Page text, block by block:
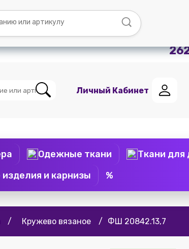
ВКонтакте
Мы в
Telegram
Личный Кабинет
Одежные ткани
Ткани для
изделия и карнизы %
/ Кружево вязаное / ФШ 20842.13,7